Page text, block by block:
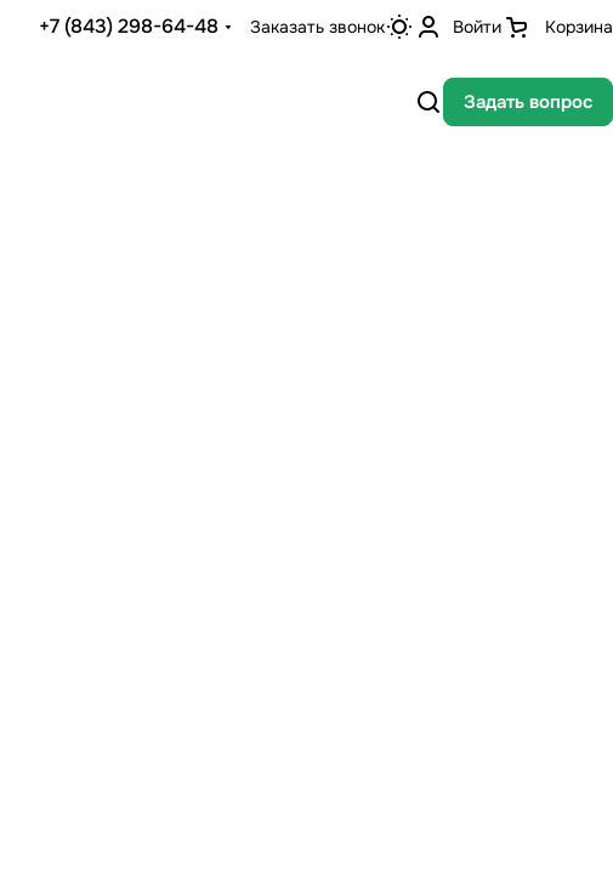
+7 (843) 298-64-48 Заказать звонок Войти Корзина
Задать вопрос